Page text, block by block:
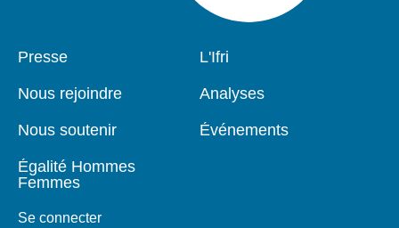
Pied
Presse
Nous rejoindre
Nous soutenir
Égalité Hommes
Femmes
Se connecter
Navigation
L'Ifri
Analyses
Événements